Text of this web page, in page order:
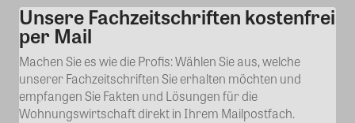
Kommentar
Unsere Fachzeitschriften kostenfrei
per Mail
Machen Sie es wie die Profis: Wählen Sie aus, welche
unserer Fachzeitschriften Sie erhalten möchten und
empfangen Sie Fakten und Lösungen für die
Wohnungswirtschaft direkt in Ihrem Mailpostfach.